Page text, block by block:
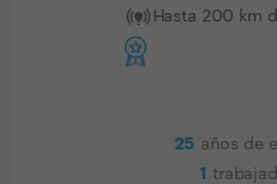
Hasta 200 km
25 años de
1